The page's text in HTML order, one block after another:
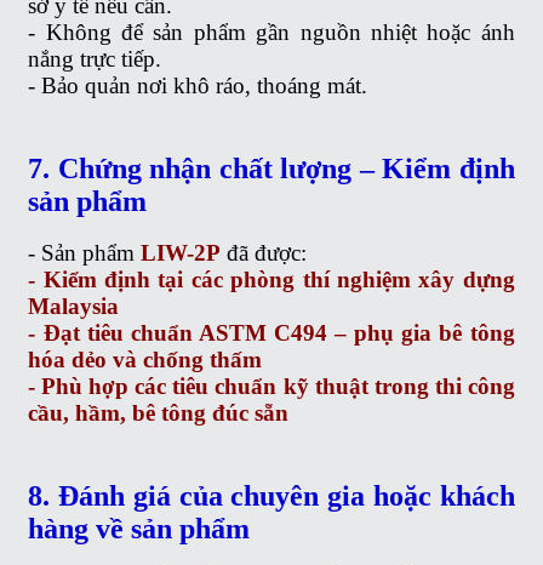
sở y tế nếu cần.
- Không để sản phẩm gần nguồn nhiệt hoặc ánh
nắng trực tiếp.
- Bảo quản nơi khô ráo, thoáng mát.
7. Chứng nhận chất lượng – Kiểm định
sản phẩm
- Sản phẩm LIW-2P đã được:
- Kiểm định tại các phòng thí nghiệm xây dựng
Malaysia
- Đạt tiêu chuẩn ASTM C494 – phụ gia bê tông
hóa dẻo và chống thấm
- Phù hợp các tiêu chuẩn kỹ thuật trong thi công
cầu, hầm, bê tông đúc sẵn
8. Đánh giá của chuyên gia hoặc khách
hàng về sản phẩm